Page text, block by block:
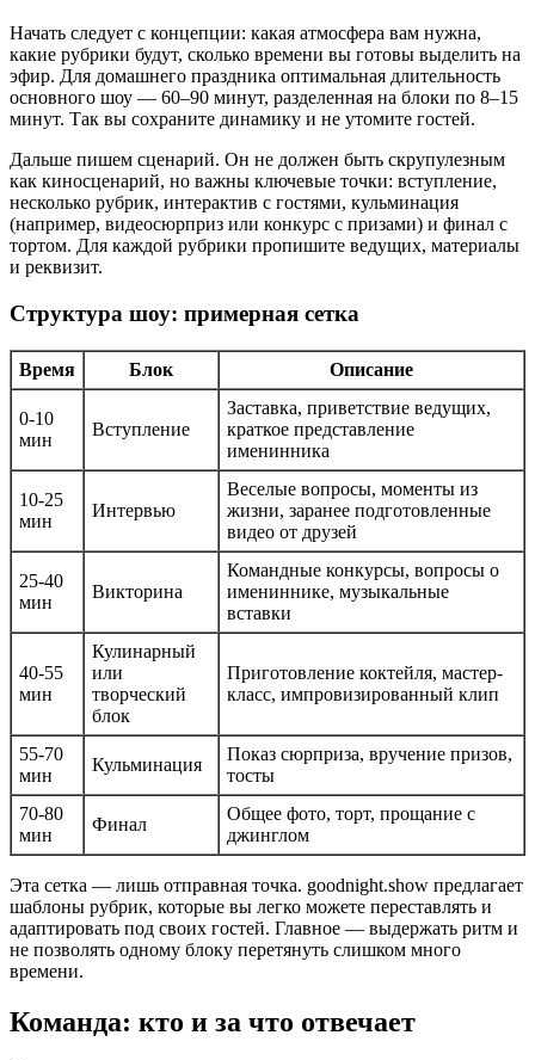
Начать следует с концепции: какая атмосфера вам нужна,
какие рубрики будут, сколько времени вы готовы выделить на
эфир. Для домашнего праздника оптимальная длительность
основного шоу — 60–90 минут, разделенная на блоки по 8–15
минут. Так вы сохраните динамику и не утомите гостей.
Дальше пишем сценарий. Он не должен быть скрупулезным
как киносценарий, но важны ключевые точки: вступление,
несколько рубрик, интерактив с гостями, кульминация
(например, видеосюрприз или конкурс с призами) и финал с
тортом. Для каждой рубрики пропишите ведущих, материалы
и реквизит.
Структура шоу: примерная сетка
Время Блок Описание
0-10
мин
Вступление
Заставка, приветствие ведущих,
краткое представление
именинника
10-25
мин
Интервью
Веселые вопросы, моменты из
жизни, заранее подготовленные
видео от друзей
25-40
мин
Викторина
Командные конкурсы, вопросы о
имениннике, музыкальные
вставки
40-55
мин
Кулинарный
или
творческий
блок
Приготовление коктейля, мастер-
класс, импровизированный клип
55-70
мин
Кульминация
Показ сюрприза, вручение призов,
тосты
70-80
мин
Финал
Общее фото, торт, прощание с
джинглом
Эта сетка — лишь отправная точка. goodnight.show предлагает
шаблоны рубрик, которые вы легко можете переставлять и
адаптировать под своих гостей. Главное — выдержать ритм и
не позволять одному блоку перетянуть слишком много
времени.
Команда: кто и за что отвечает